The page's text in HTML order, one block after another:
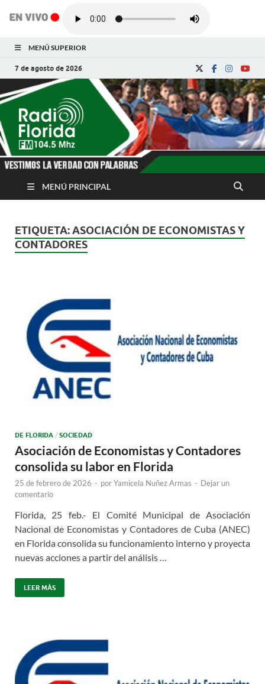
MENÚ SUPERIOR
7 de agosto de 2026
Radio Florida de
Cuba
Noticias y Actualidades de Florida, Camagüey,
MENÚ PRINCIPAL
ETIQUETA:ASOCIACIÓN DE ECONOMISTAS Y
CONTADORES
DE FLORIDA / SOCIEDAD
Asociación de Economistas y Contadores
consolida su labor en Florida
25 de febrero de 2026 - porYamicela Nuñez Armas - Dejar un
comentario
Florida, 25 feb.- El Comité Municipal de Asociación
Nacional de Economistas y Contadores de Cuba (ANEC)
en Florida consolida su funcionamiento interno y proyecta
nuevas acciones a partir del análisis …
LEER MÁS